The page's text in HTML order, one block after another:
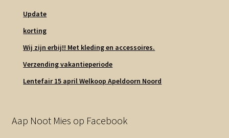
Update
korting
Wij zijn erbij!! Met kleding en accessoires.
Verzending vakantieperiode
Lentefair 15 april Welkoop Apeldoorn Noord
Aap Noot Mies op Facebook